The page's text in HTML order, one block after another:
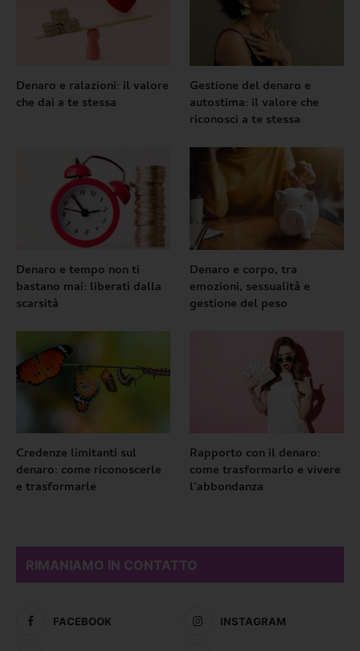
Denaro e ralazioni: il valore
che dai a te stessa
Gestione del denaro e
autostima: il valore che
riconosci a te stessa
Denaro e tempo non ti
bastano mai: liberati dalla
scarsità
Denaro e corpo, tra
emozioni, sessualità e
gestione del peso
Credenze limitanti sul
denaro: come riconoscerle
e trasformarle
Rapporto con il denaro:
come trasformarlo e vivere
l’abbondanza
RIMANIAMO IN CONTATTO
FACEBOOK INSTAGRAM